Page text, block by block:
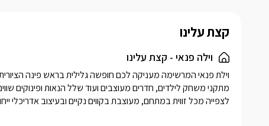
קצת עלינו
וילה פנאי - קצת עלינו
לצפייה מכל זווית במתחם, מעוצבת בקווים נקיים ובעיצוב אדריכלי